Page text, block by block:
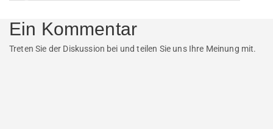
Ein Kommentar
Treten Sie der Diskussion bei und teilen Sie uns Ihre Meinung mit.